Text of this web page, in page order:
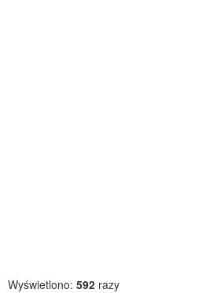
Wyświetlono: 592 razy